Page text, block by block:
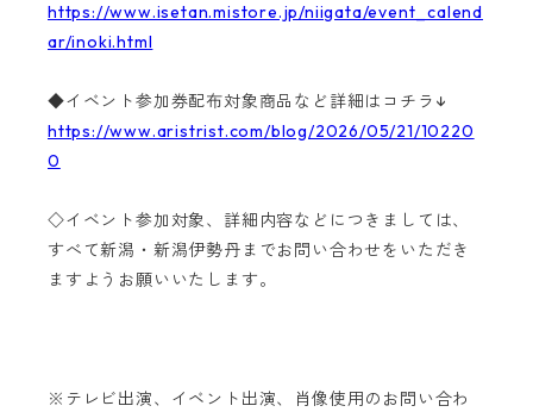
https://www.isetan.mistore.jp/niigata/event_calend
ar/inoki.html
◆イベント参加券配布対象商品など詳細はコチラ↓
https://www.aristrist.com/blog/2026/05/21/10220
0
◇イベント参加対象、詳細内容などにつきましては、
すべて新潟・新潟伊勢丹までお問い合わせをいただき
ますようお願いいたします。
※テレビ出演、イベント出演、肖像使用のお問い合わ